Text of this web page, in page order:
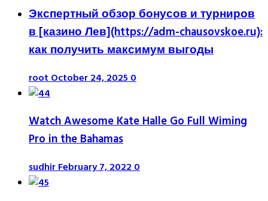
Экспертный обзор бонусов и турниров
в [казино Лев](https://adm-chausovskoe.ru):
как получить максимум выгоды
rootOctober 24, 20250
Watch Awesome Kate Halle Go Full Wiming
Pro in the Bahamas
sudhirFebruary 7, 20220